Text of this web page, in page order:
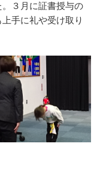
３月に証書授与の
手に礼や受け取り